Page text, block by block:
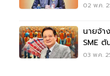
02 พ.ค.
นายจ้า
SME
03 พ.ค.